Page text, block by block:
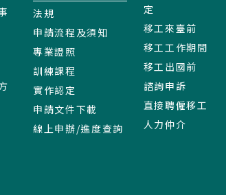
法規
申請流程及須知
專業證照
訓練課程
實作認定
申請文件下載
線上申辦/進度查詢
定
移工來臺前
移工工作期間
移工出國前
諮詢申訴
直接聘僱移工
人力仲介